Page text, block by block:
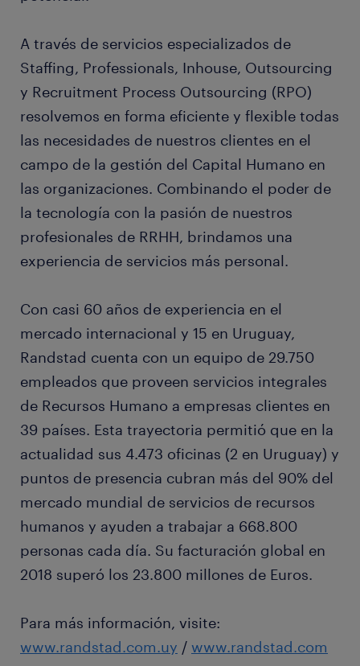
A través de servicios especializados de
Staffing, Professionals, Inhouse, Outsourcing
y Recruitment Process Outsourcing (RPO)
resolvemos en forma eficiente y flexible todas
las necesidades de nuestros clientes en el
campo de la gestión del Capital Humano en
las organizaciones. Combinando el poder de
la tecnología con la pasión de nuestros
profesionales de RRHH, brindamos una
experiencia de servicios más personal.
Con casi 60 años de experiencia en el
mercado internacional y 15 en Uruguay,
Randstad cuenta con un equipo de 29.750
empleados que proveen servicios integrales
de Recursos Humano a empresas clientes en
39 países. Esta trayectoria permitió que en la
actualidad sus 4.473 oficinas (2 en Uruguay) y
puntos de presencia cubran más del 90% del
mercado mundial de servicios de recursos
humanos y ayuden a trabajar a 668.800
personas cada día. Su facturación global en
2018 superó los 23.800 millones de Euros.
Para más información, visite:
www.randstad.com.uy / www.randstad.com